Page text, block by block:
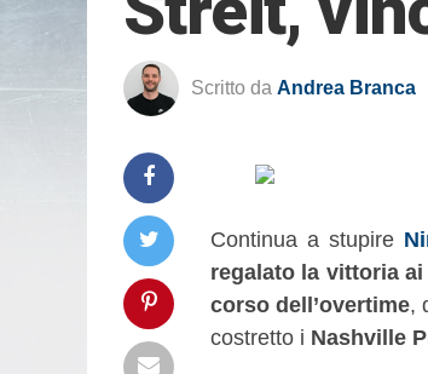
Scritto da Andrea Branca
Continua a stupire
regalato la vittoria
corso dell’overtime,
costretto i Nashville